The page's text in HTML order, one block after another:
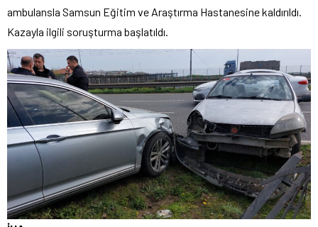
ambulansla Samsun Eğitim ve Araştırma Hastanesine kaldırıldı.
Kazayla ilgili soruşturma başlatıldı.